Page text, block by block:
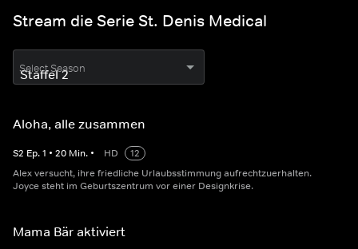
Stream die Serie St. Denis Medical
Select Season
Aloha, alle zusammen
S2 Ep.1 • 20 Min. • HD
12
Alex versucht, ihre friedliche Urlaubsstimmung aufrechtzuerhalten.
Joyce steht im Geburtszentrum vor einer Designkrise.
Mama Bär aktiviert